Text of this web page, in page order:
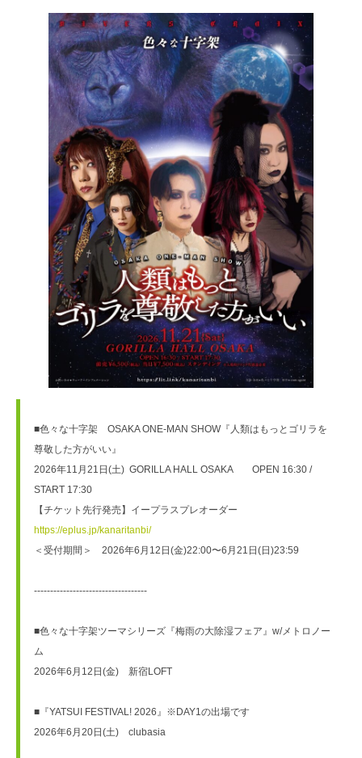
■色々な十字架　OSAKA ONE-MAN SHOW『人類はもっとゴリラを
尊敬した方がいい』
2026年11月21日(土)  GORILLA HALL OSAKA　　OPEN 16:30 /
START 17:30
【チケット先行発売】イープラスプレオーダー
https://eplus.jp/kanaritanbi/
＜受付期間＞　2026年6月12日(金)22:00〜6月21日(日)23:59
-----------------------------------
■色々な十字架ツーマシリーズ『梅雨の大除湿フェア』w/メトロノー
ム
2026年6月12日(金)　新宿LOFT
■『YATSUI FESTIVAL! 2026』※DAY1の出場です
2026年6月20日(土)　clubasia